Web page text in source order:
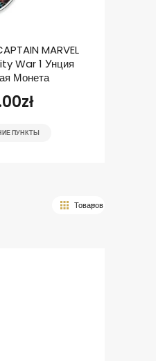
MARVEL
War 1 Унция
Монета
zł
ПУНКТЫ